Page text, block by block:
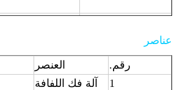
الهيكل الرئيسي
للآلة
عناصر
رقم.
العنصر
1
آلة فك اللفافة